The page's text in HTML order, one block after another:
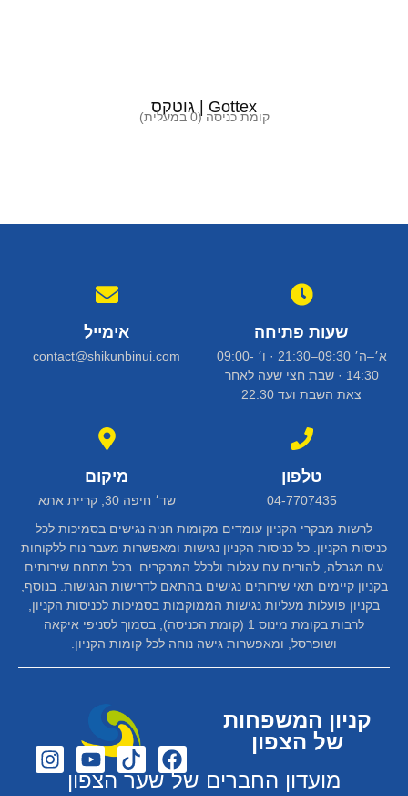
Gottex | גוטקס
קומת כניסה (0 במעלית)
שעות פתיחה
א׳–ה׳ 09:30–21:30 · ו׳ 09:00-
14:30 · שבת חצי שעה לאחר
צאת השבת ועד 22:30
אימייל
contact@shikunbinui.com
טלפון
04-7707435
מיקום
שד׳ חיפה 30, קריית אתא
לרשות מבקרי הקניון עומדים מקומות חניה נגישים בסמיכות לכל
כניסות הקניון. כל כניסות הקניון נגישות ומאפשרות מעבר נוח ללקוחות
עם מגבלה, להורים עם עגלות ולכלל המבקרים. בכל מתחם שירותים
בקניון קיימים תאי שירותים נגישים בהתאם לדרישות הנגישות. בנוסף,
בקניון פועלות מעליות נגישות הממוקמות בסמיכות לכניסות הקניון,
לרבות בקומת מינוס 1 (קומת הכניסה), בסמוך לסניפי איקאה
ושופרסל, ומאפשרות גישה נוחה לכל קומות הקניון.
קניון המשפחות
של הצפון
מועדון החברים של שער הצפון